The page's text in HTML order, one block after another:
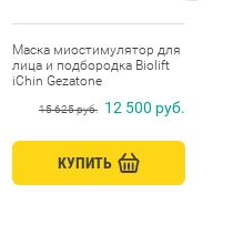
Маска миостимулятор для
лица и подбородка Biolift
iChin Gezatone
15 625 руб. 12 500 руб.
КУПИТЬ